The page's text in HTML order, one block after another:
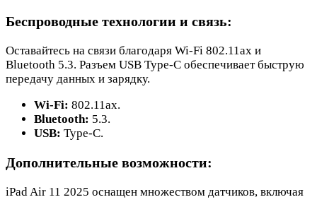
Беспроводные технологии и связь:
Оставайтесь на связи благодаря Wi-Fi 802.11ax и
Bluetooth 5.3. Разъем USB Type-C обеспечивает быструю
передачу данных и зарядку.
Wi-Fi: 802.11ax.
Bluetooth: 5.3.
USB: Type-C.
Дополнительные возможности:
iPad Air 11 2025 оснащен множеством датчиков, включая